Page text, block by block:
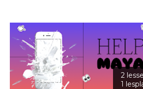
2
1